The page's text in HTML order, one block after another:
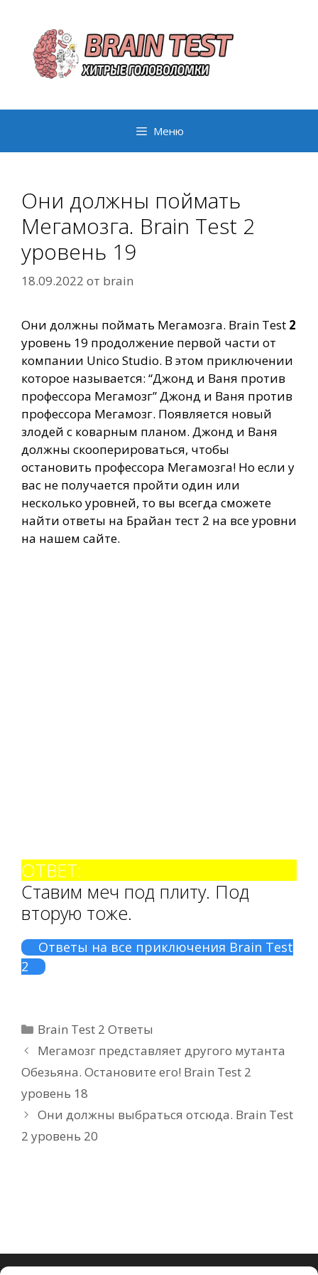
содержимому
Меню
Они должны поймать
Мегамозга. Brain Test 2
уровень 19
18.09.2022 от brain
Они должны поймать Мегамозга. Brain Test 2
уровень 19 продолжение первой части от
компании Unico Studio. В этом приключении
которое называется: “Джонд и Ваня против
профессора Мегамозг” Джонд и Ваня против
профессора Мегамозг. Появляется новый
злодей с коварным планом. Джонд и Ваня
должны скооперироваться, чтобы
остановить профессора Мегамозга! Но если у
вас не получается пройти один или
несколько уровней, то вы всегда сможете
найти ответы на Брайан тест 2 на все уровни
на нашем сайте.
ОТВЕТ:
Ставим меч под плиту. Под
вторую тоже.
Ответы на все приключения Brain Test
2
Рубрики
Brain Test 2 Ответы
Мегамозг представляет другого мутанта
Обезьяна. Остановите его! Brain Test 2
уровень 18
Они должны выбраться отсюда. Brain Test
2 уровень 20